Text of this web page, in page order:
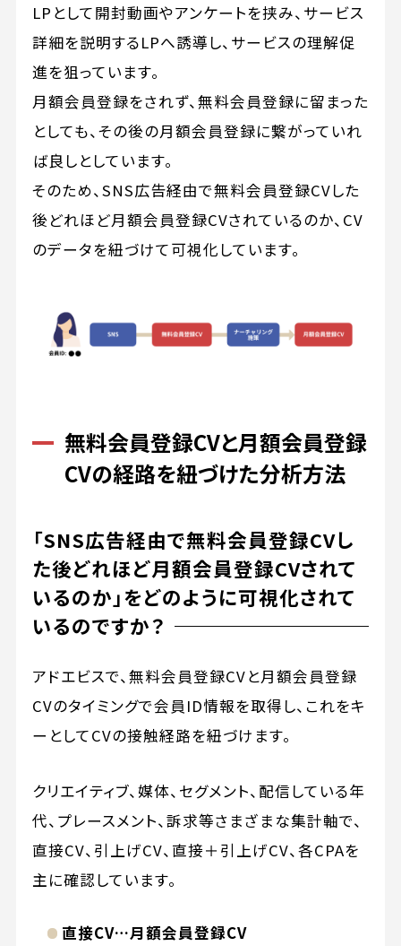
LPとして開封動画やアンケートを挟み、サービス
詳細を説明するLPへ誘導し、サービスの理解促
進を狙っています。
月額会員登録をされず、無料会員登録に留まった
としても、その後の月額会員登録に繋がっていれ
ば良しとしています。
そのため、SNS広告経由で無料会員登録CVした
後どれほど月額会員登録CVされているのか、CV
のデータを紐づけて可視化しています。
無料会員登録CVと月額会員登録
CVの経路を紐づけた分析方法
「SNS広告経由で無料会員登録CVし
た後どれほど月額会員登録CVされて
いるのか」をどのように可視化されて
いるのですか？
アドエビスで、無料会員登録CVと月額会員登録
CVのタイミングで会員ID情報を取得し、これをキ
ーとしてCVの接触経路を紐づけます。
クリエイティブ、媒体、セグメント、配信している年
代、プレースメント、訴求等さまざまな集計軸で、
直接CV、引上げCV、直接＋引上げCV、各CPAを
主に確認しています。
直接CV…月額会員登録CV